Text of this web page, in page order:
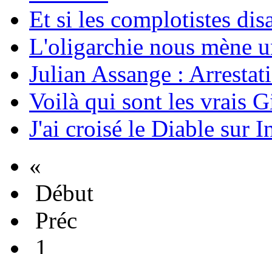
Et si les complotistes
L'oligarchie nous mène
Julian Assange :
Voilà qui sont les vrais
J'ai croisé le Diable sur
«
Début
Préc
1